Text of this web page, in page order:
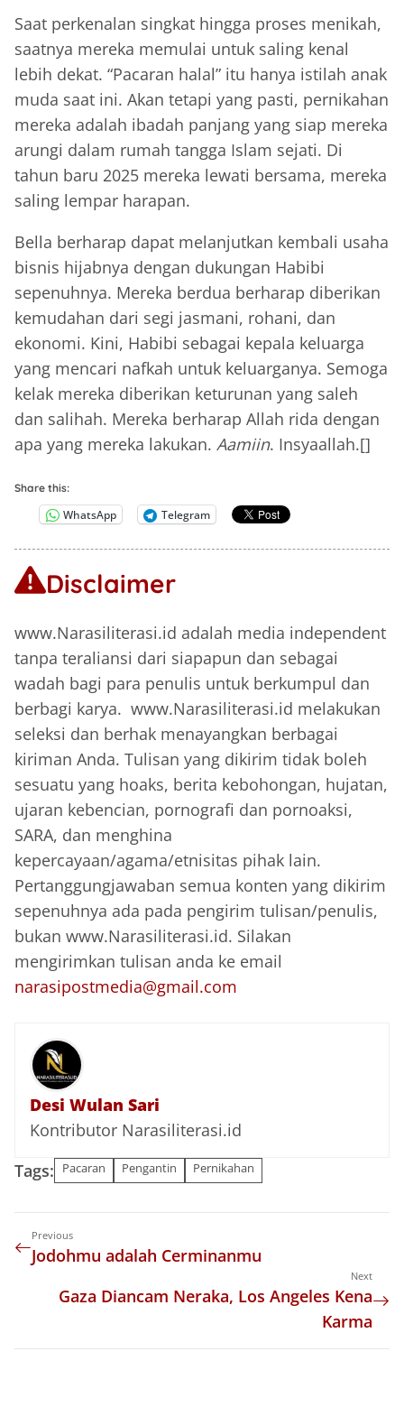
Saat perkenalan singkat hingga proses menikah,
saatnya mereka memulai untuk saling kenal
lebih dekat. “Pacaran halal” itu hanya istilah anak
muda saat ini. Akan tetapi yang pasti, pernikahan
mereka adalah ibadah panjang yang siap mereka
arungi dalam rumah tangga Islam sejati. Di
tahun baru 2025 mereka lewati bersama, mereka
saling lempar harapan.
Bella berharap dapat melanjutkan kembali usaha
bisnis hijabnya dengan dukungan Habibi
sepenuhnya. Mereka berdua berharap diberikan
kemudahan dari segi jasmani, rohani, dan
ekonomi. Kini, Habibi sebagai kepala keluarga
yang mencari nafkah untuk keluarganya. Semoga
kelak mereka diberikan keturunan yang saleh
dan salihah. Mereka berharap Allah rida dengan
apa yang mereka lakukan. Aamiin. Insyaallah.[]
Share this:
WhatsApp Telegram
Disclaimer
www.Narasiliterasi.id adalah media independent
tanpa teraliansi dari siapapun dan sebagai
wadah bagi para penulis untuk berkumpul dan
berbagi karya. www.Narasiliterasi.id melakukan
seleksi dan berhak menayangkan berbagai
kiriman Anda. Tulisan yang dikirim tidak boleh
sesuatu yang hoaks, berita kebohongan, hujatan,
ujaran kebencian, pornografi dan pornoaksi,
SARA, dan menghina
kepercayaan/agama/etnisitas pihak lain.
Pertanggungjawaban semua konten yang dikirim
sepenuhnya ada pada pengirim tulisan/penulis,
bukan www.Narasiliterasi.id. Silakan
mengirimkan tulisan anda ke email
narasipostmedia@gmail.com
Desi Wulan Sari
Kontributor Narasiliterasi.id
Tags:
Pacaran Pengantin Pernikahan
Previous
Jodohmu adalah Cerminanmu
Next
Gaza Diancam Neraka, Los Angeles Kena
Karma